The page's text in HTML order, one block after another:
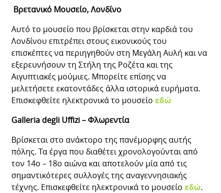
Βρετανικό Μουσείο, Λονδίνο
Αυτό το μουσείο που βρίσκεται στην καρδιά του
Λονδίνου επιτρέπει στους εικονικούς του
επισκέπτες να περιηγηθούν στη Μεγάλη Αυλή και να
εξερευνήσουν τη Στήλη της Ροζέτα και της
Αιγυπτιακές μούμιες. Μπορείτε επίσης να
μελετήσετε εκατοντάδες άλλα ιστορικά ευρήματα.
Επισκεφθείτε ηλεκτρονικά το μουσείοεδώ
Galleria degli Uffizi – Φλωρεντία
Βρίσκεται στο ανάκτορο της πανέμορφης αυτής
πόλης. Τα έργα που διαθέτει χρονολογούνται από
τον 14ο – 18ο αιώνα και αποτελούν μία από τις
σημαντικότερες συλλογές της αναγεννησιακής
τέχνης. Επισκεφθείτε ηλεκτρονικά το μουσείοεδώ.